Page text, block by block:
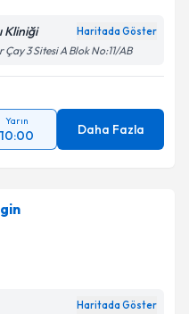
Kliniği Haritada Göster
3 Sitesi A Blok No:11/AB
Yarın
10:00 Daha Fazla
Haritada Göster